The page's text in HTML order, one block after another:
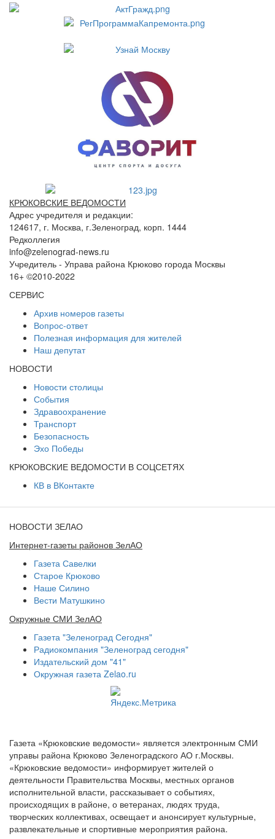
КРЮКОВСКИЕ ВЕДОМОСТИ
Адрес учредителя и редакции:
124617, г. Москва, г.Зеленоград, корп. 1444
Редколлегия
info@zelenograd-news.ru
Учредитель - Управа района Крюково города Москвы
16+ ©2010-2022
СЕРВИС
Архив номеров газеты
Вопрос-ответ
Полезная информация для жителей
Наш депутат
НОВОСТИ
Новости столицы
События
Здравоохранение
Транспорт
Безопасность
Эхо Победы
КРЮКОВСКИЕ ВЕДОМОСТИ В СОЦСЕТЯХ
КВ в ВКонтакте
НОВОСТИ ЗЕЛАО
Интернет-газеты районов ЗелАО
Газета Савелки
Старое Крюково
Наше Силино
Вести Матушкино
Окружные СМИ ЗелАО
Газета "Зеленоград Сегодня"
Радиокомпания "Зеленоград сегодня"
Издательский дом "41"
Окружная газета Zelao.ru
Газета «Крюковские ведомости» является электронным СМИ
управы района Крюково Зеленоградского АО г.Москвы.
«Крюковские ведомости» информирует жителей о
деятельности Правительства Москвы, местных органов
исполнительной власти, рассказывает о событиях,
происходящих в районе, о ветеранах, людях труда,
творческих коллективах, освещает и анонсирует культурные,
развлекательные и спортивные мероприятия района.